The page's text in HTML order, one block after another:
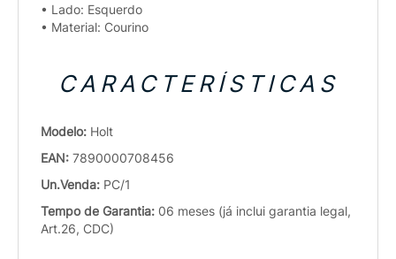
• Lado: Esquerdo
• Material: Courino
CARACTERÍSTICAS
Modelo: Holt
EAN: 7890000708456
Un.Venda: PC/1
Tempo de Garantia: 06 meses (já inclui garantia legal,
Art.26, CDC)